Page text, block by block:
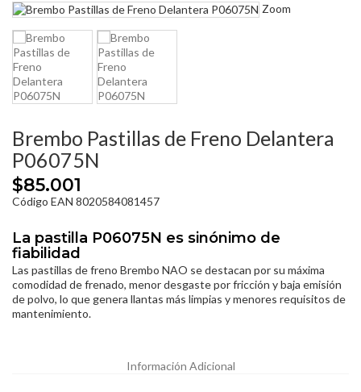
Zoom
Brembo Pastillas de Freno Delantera
P06075N
$85.001
Código EAN 8020584081457
La pastilla P06075N es sinónimo de
fiabilidad
Las pastillas de freno Brembo NAO se destacan por su máxima
comodidad de frenado, menor desgaste por fricción y baja emisión
de polvo, lo que genera llantas más limpias y menores requisitos de
mantenimiento.
Información Adicional